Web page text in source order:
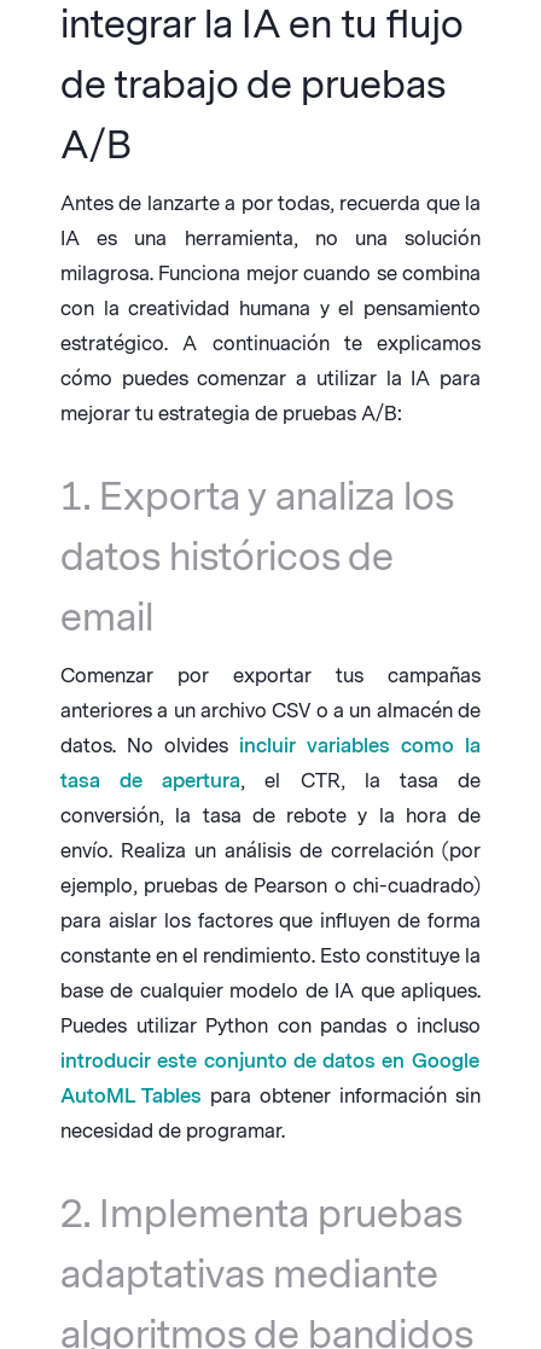
integrar la IA en tu flujo
de trabajo de pruebas
A/B
Antes de lanzarte a por todas, recuerda que la
IA es una herramienta, no una solución
milagrosa. Funciona mejor cuando se combina
con la creatividad humana y el pensamiento
estratégico. A continuación te explicamos
cómo puedes comenzar a utilizar la IA para
mejorar tu estrategia de pruebas A/B:
1. Exporta y analiza los
datos históricos de
email
Comenzar por exportar tus campañas
anteriores a un archivo CSV o a un almacén de
datos. No olvides incluir variables como la
tasa de apertura, el CTR, la tasa de
conversión, la tasa de rebote y la hora de
envío. Realiza un análisis de correlación (por
ejemplo, pruebas de Pearson o chi-cuadrado)
para aislar los factores que influyen de forma
constante en el rendimiento. Esto constituye la
base de cualquier modelo de IA que apliques.
Puedes utilizar Python con pandas o incluso
introducir este conjunto de datos en Google
AutoML Tables para obtener información sin
necesidad de programar.
2. Implementa pruebas
adaptativas mediante
algoritmos de bandidos